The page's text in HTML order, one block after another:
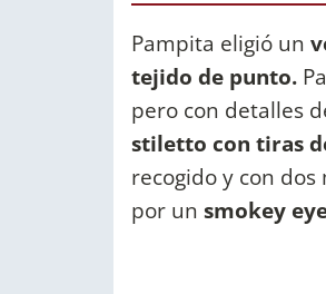
Pampita eligió un
tejido de punto.
pero con detalles
stiletto con tiras
recogido y con
por un smokey